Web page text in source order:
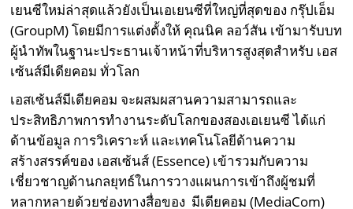
เยนซีใหม่ล่าสุดแล้วยังเป็นเอเยนซีที่ใหญ่ที่สุดของ กรุ๊ปเอ็ม
(GroupM) โดยมีการแต่งตั้งให้ คุณนิค ลอว์สัน เข้ามารับบท
ผู้นำทัพในฐานะประธานเจ้าหน้าที่บริหารสูงสุดสำหรับ เอส
เซ้นส์มีเดียคอม ทั่วโลก
เอสเซ้นส์มีเดียคอม จะผสมผสานความสามารถและ
ประสิทธิภาพการทำงานระดับโลกของสองเอเยนซี ได้แก่
ด้านข้อมูล การวิเคราะห์ และเทคโนโลยีด้านความ
สร้างสรรค์ของ เอสเซ้นส์ (Essence) เข้ารวมกับความ
เชี่ยวชาญด้านกลยุทธ์ในการวางแผนการเข้าถึงผู้ชมที่
หลากหลายด้วยช่องทางสื่อของ มีเดียคอม (MediaCom)